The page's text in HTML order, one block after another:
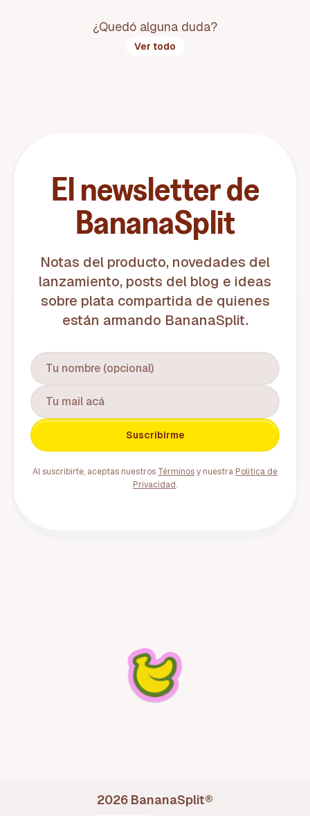
¿Quedó alguna duda?
Ver todo
El newsletter de
BananaSplit
Notas del producto, novedades del
lanzamiento, posts del blog e ideas
sobre plata compartida de quienes
están armando BananaSplit.
Suscribirme
Al suscribirte, aceptas nuestros Términosy nuestra Política de
Privacidad.
Divide cuentas con amigos sin fricción
2026 BananaSplit®